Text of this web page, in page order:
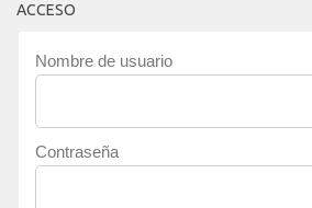
ACCESO
Nombre de usuario
Contraseña